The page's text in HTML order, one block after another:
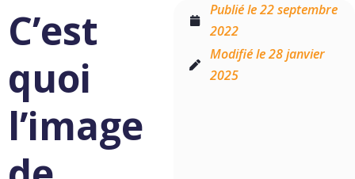
C’est
quoi
l’image
Publié le22 septembre
2022
Modifié le 28 janvier
2025